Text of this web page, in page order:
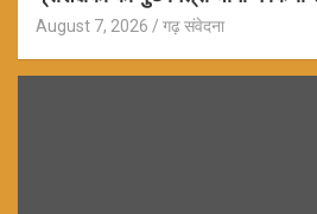
August 7, 2026 गढ़ संवेदना